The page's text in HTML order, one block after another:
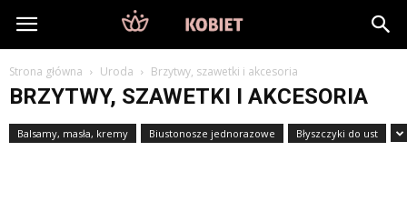
DlaKobiet24.pl
Strona główna Uroda Brzytwy, szawetki i akcesoria
BRZYTWY, SZAWETKI I AKCESORIA
Balsamy, masła, kremy Biustonosze jednorazowe Błyszczyki do ust